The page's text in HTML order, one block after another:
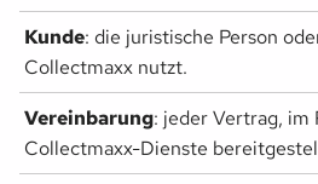
Kunde: die juristische Person
Collectmaxx nutzt.
Vereinbarung: jeder Vertrag, im
Collectmaxx-Dienste